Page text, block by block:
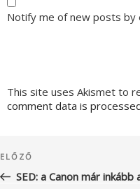
Notify me of new posts by
This site uses Akismet to
comment data is
navigáció
Korábbi
bejegyzés
ELŐZŐ
SED: a Canon már